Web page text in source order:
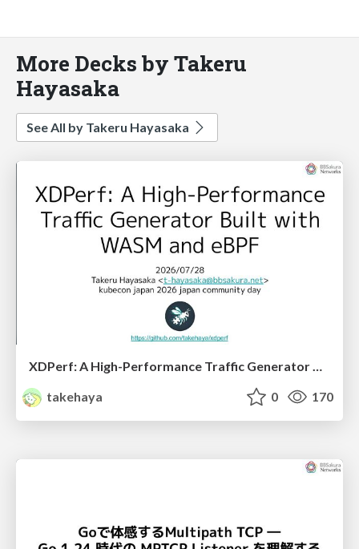
More Decks by Takeru
Hayasaka
See All by Takeru Hayasaka
XDPerf: A High-Performance Traffic Generator Built with WASM and eBPF
takehaya
0 170